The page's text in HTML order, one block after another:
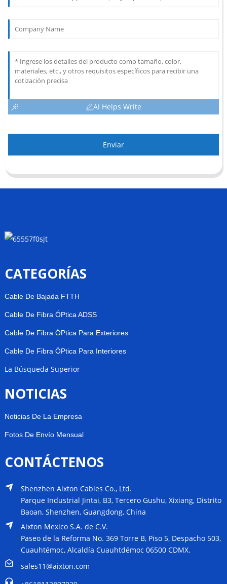
AI Helps Write
Enviar
CATEGORÍAS
Cable De Bajada FTTH
Cable De Fibra ÓPtica ADSS
Cable De Fibra ÓPtica Para Exteriores
Cable De Fibra ÓPtica Para Interiores
La Búsqueda Superior
NOTICIAS
Noticias De La Empresa
Fotos De Envío Mensual
CONTÁCTENOS
Shenzhen Aixton Cables Co., Ltd.
Parque Industrial Jintai, B3, Tercero Gushu, Xixiang, Distrito
Baoan, Shenzhen, Guangdong, China
Aixton Mexico S.A. de C.V.
Paseo de la Reforma No. 369 Torre B, Piso 5, Despacho 503,
Cuauhtémoc, Alcaldía Cuauhtdémoc 06500 CDMX.
sales11@aixton.com